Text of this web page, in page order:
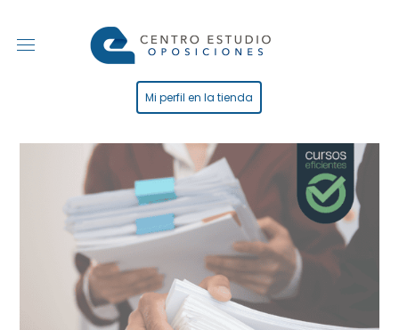
Mi perfil en la tienda